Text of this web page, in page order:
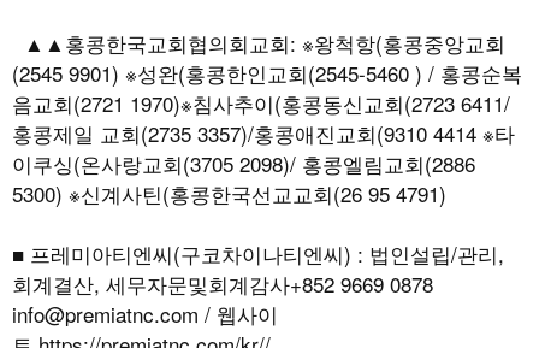
▲▲홍콩한국교회협의회교회: ※왕척항(홍콩중앙교회
(2545 9901) ※성완(홍콩한인교회(2545-5460 ) / 홍콩순복
음교회(2721 1970)※침사추이(홍콩동신교회(2723 6411/
홍콩제일 교회(2735 3357)/홍콩애진교회(9310 4414 ※타
이쿠싱(온사랑교회(3705 2098)/ 홍콩엘림교회(2886
5300) ※신계사틴(홍콩한국선교교회(26 95 4791)
■ 프레미아티엔씨(구코차이나티엔씨) : 법인설립/관리,
회계결산, 세무자문및회계감사+852 9669 0878
info@premiatnc.com / 웹사이